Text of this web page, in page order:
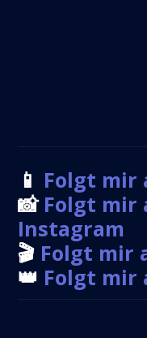
📱 Folgt mir
📸 Folgt mir
Instagram
🎬 Folgt mir
👑 Folgt mir